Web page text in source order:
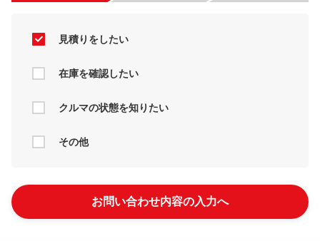
見積りをしたい
在庫を確認したい
クルマの状態を知りたい
その他
お問い合わせ内容の入力へ